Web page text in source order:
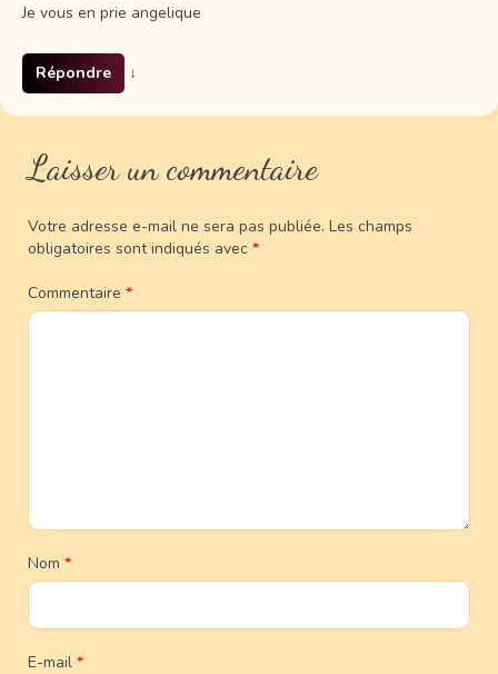
Je vous en prie angelique
Répondre ↓
Laisser un commentaire
Votre adresse e-mail ne sera pas publiée. Les champs
obligatoires sont indiqués avec *
Commentaire *
Nom *
E-mail *